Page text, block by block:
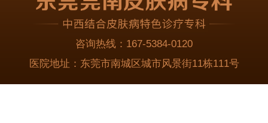
咨询热线： 167-5384-0120
医院地址： 东莞市南城区城市风景街11栋111号